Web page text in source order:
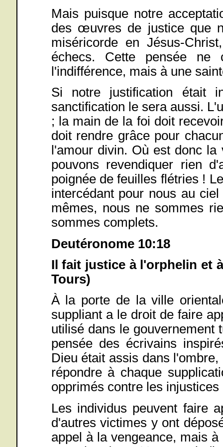
Mais puisque notre
des œuvres de justice que
miséricorde en Jésus-
échecs. Cette pensée
l'indifférence, mais à une
Si notre justification était
sanctification le sera aussi.
; la main de la foi doit
doit rendre grâce pour
l'amour divin. Où est donc
pouvons revendiquer rien
poignée de feuilles flétries !
intercédant pour nous au
mêmes, nous ne sommes
sommes complets.
Deutéronome 10:18
Il fait justice à l'orphelin et
Tours)
À la porte de la ville
suppliant a le droit de faire
utilisé dans le gouvernement
pensée des écrivains
Dieu était assis dans
répondre à chaque
opprimés contre les
Les individus peuvent faire
d'autres victimes y ont
appel à la vengeance, mais